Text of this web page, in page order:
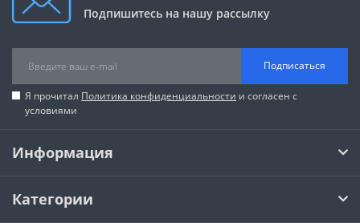
Подпишитесь на нашу рассылку
Подписаться
Я прочитал Политика конфиденциальности и согласен с
условиями
Информация
Категории